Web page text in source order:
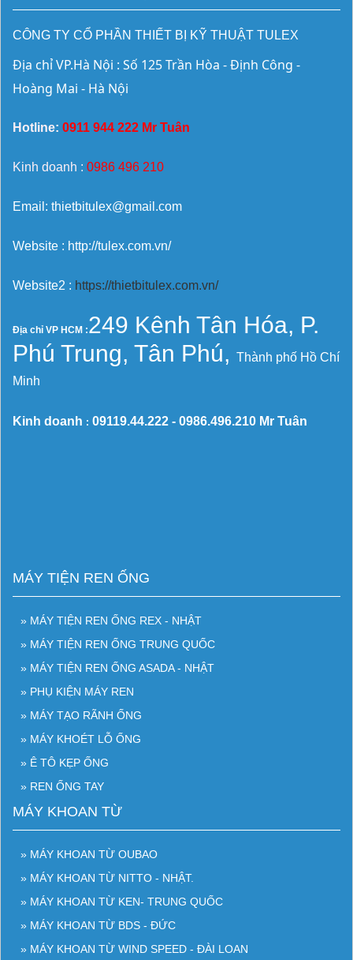
CÔNG TY CỔ PHẦN THIẾT BỊ KỸ THUẬT TULEX
Địa chỉ VP.Hà Nội : Số 125 Trần Hòa - Định Công -
Hoàng Mai - Hà Nội
Hotline: 0911 944 222 Mr Tuân
Kinh doanh : 0986 496 210
Email: thietbitulex@gmail.com
Website : http://tulex.com.vn/
Website2 : https://thietbitulex.com.vn/
Địa chỉ VP HCM :249 Kênh Tân Hóa, P.
Phú Trung, Tân Phú, Thành phố Hồ Chí
Minh
Kinh doanh : 09119.44.222 - 0986.496.210 Mr Tuân
MÁY TIỆN REN ỐNG
» MÁY TIỆN REN ỐNG REX - NHẬT
» MÁY TIỆN REN ỐNG TRUNG QUỐC
» MÁY TIỆN REN ỐNG ASADA - NHẬT
» PHỤ KIỆN MÁY REN
» MÁY TẠO RÃNH ỐNG
» MÁY KHOÉT LỖ ỐNG
» Ê TÔ KẸP ỐNG
» REN ỐNG TAY
MÁY KHOAN TỪ
» MÁY KHOAN TỪ OUBAO
» MÁY KHOAN TỪ NITTO - NHẬT.
» MÁY KHOAN TỪ KEN- TRUNG QUỐC
» MÁY KHOAN TỪ BDS - ĐỨC
» MÁY KHOAN TỪ WIND SPEED - ĐÀI LOAN